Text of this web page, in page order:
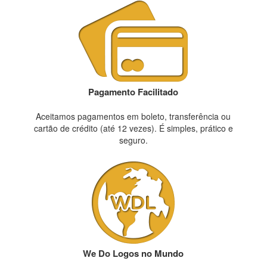
Pagamento Facilitado
Aceitamos pagamentos em boleto, transferência ou
cartão de crédito (até 12 vezes). É simples, prático e
seguro.
We Do Logos no Mundo